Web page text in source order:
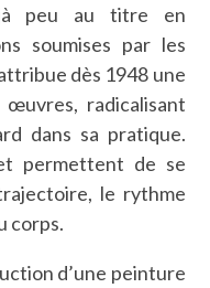
peu au titre en
soumises par les
dès 1948 une
radicalisant
dans sa pratique.
permettent de se
le rythme
corps.
d’une peinture